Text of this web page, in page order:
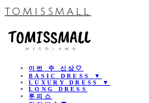
TOMISSMALL
이번 주 신상🤍
BASIC DRESS ▼
LUXURY DRESS ▼
LONG DRESS
투피스